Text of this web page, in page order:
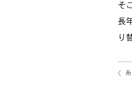
そ
長
り